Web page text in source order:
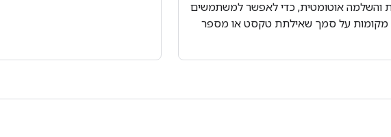
והשלמה אוטומטית, כדי לאפשר למשתמשים
מקומות על סמך שאילתת טקסט או מספר